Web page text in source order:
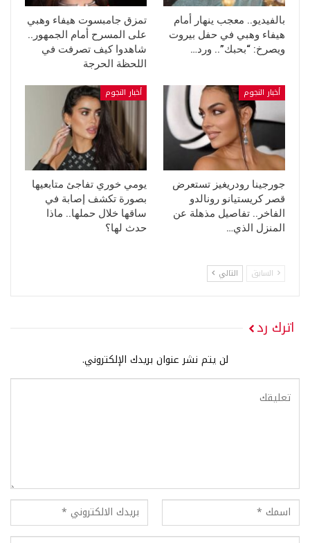
بالفيديو.. معجب ينهار أمام
هيفاء وهبي في حفل بيروت
ويصرخ: “بحبك”.. ورد…
تمزق جامبسوت هيفاء وهبي
على المسرح أمام الجمهور..
شاهدوا كيف تصرفت في
اللحظة الحرجة
أخبار النجوم
جورجينا رودريغيز تستعرض
قصر كريستيانو رونالدو
الفاخر.. تفاصيل مذهلة عن
المنزل الذي…
أخبار النجوم
يومي خوري تفاجئ متابعيها
بصورة تكشف إصابة في
ساقها خلال حملها.. ماذا
حدث لها؟
السابق التالي
اترك رد
لن يتم نشر عنوان بريدك الإلكتروني.